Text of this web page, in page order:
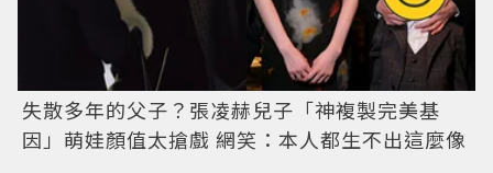
失散多年的父子？張凌赫兒子「神複製完美基
因」萌娃顏值太搶戲 網笑：本人都生不出這麼像